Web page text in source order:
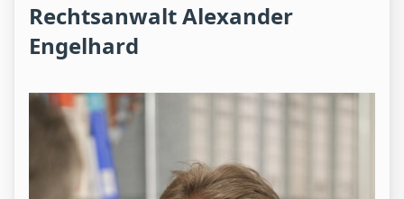
Rechtsanwalt Alexander
Engelhard